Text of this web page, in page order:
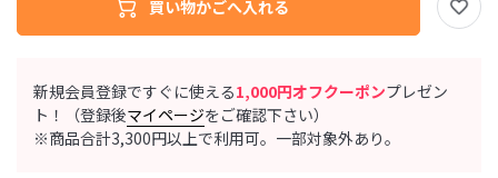
新規会員登録ですぐに使える1,000円オフクーポンプレゼン
ト！（登録後マイページをご確認下さい）
※商品合計3,300円以上で利用可。一部対象外あり。